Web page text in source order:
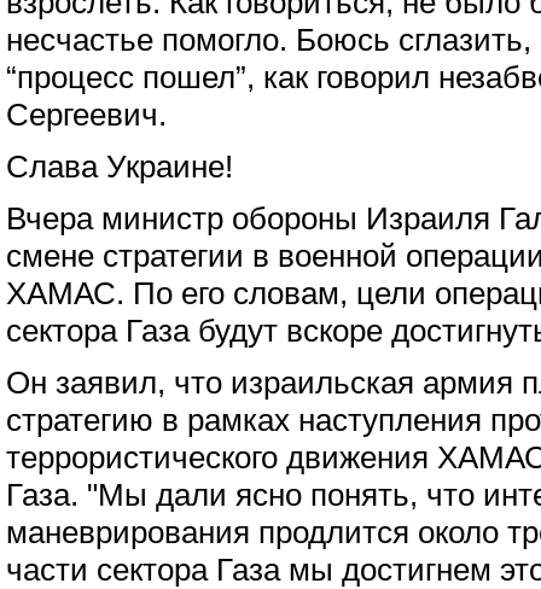
несчастье помогло. Боюсь
“процесс пошел”, как говорил
Сергеевич.
Слава Украине!
Вчера министр обороны Израиля
смене стратегии в военной
ХАМАС. По его словам, цели
сектора Газа будут вскоре
Он заявил, что израильская армия
стратегию в рамках наступления
террористического движения
Газа. "Мы дали ясно понять, что
маневрирования продлится около
части сектора Газа мы достигнем